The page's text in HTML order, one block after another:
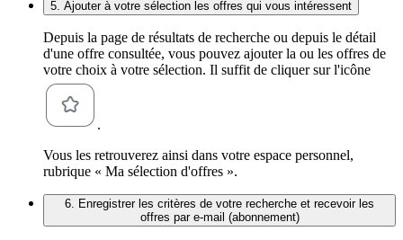
5. Ajouter à votre sélection les offres qui vous intéressent
Depuis la page de résultats de recherche ou depuis le détail
d'une offre consultée, vous pouvez ajouter la ou les offres de
votre choix à votre sélection. Il suffit de cliquer sur l'icône
.
Vous les retrouverez ainsi dans votre espace personnel,
rubrique « Ma sélection d'offres ».
6. Enregistrer les critères de votre recherche et recevoir les
offres par e-mail (abonnement)